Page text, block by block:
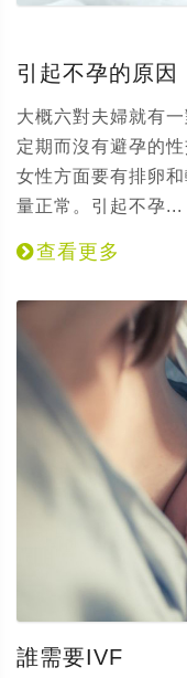
引起不孕的原因
大概六對夫婦就有
定期而沒有避孕的
女性方面要有排卵
量正常。引起不孕...
查看更多
誰需要IVF